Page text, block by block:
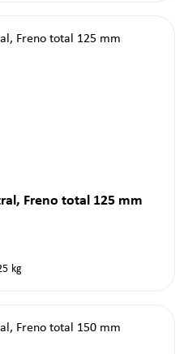
Freno total 125 mm
kg